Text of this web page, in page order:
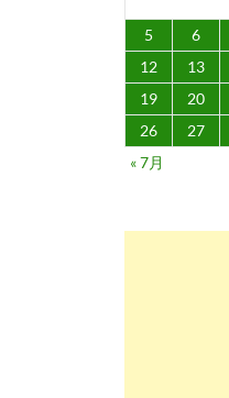
5
6
12
13
19
20
26
27
« 7月